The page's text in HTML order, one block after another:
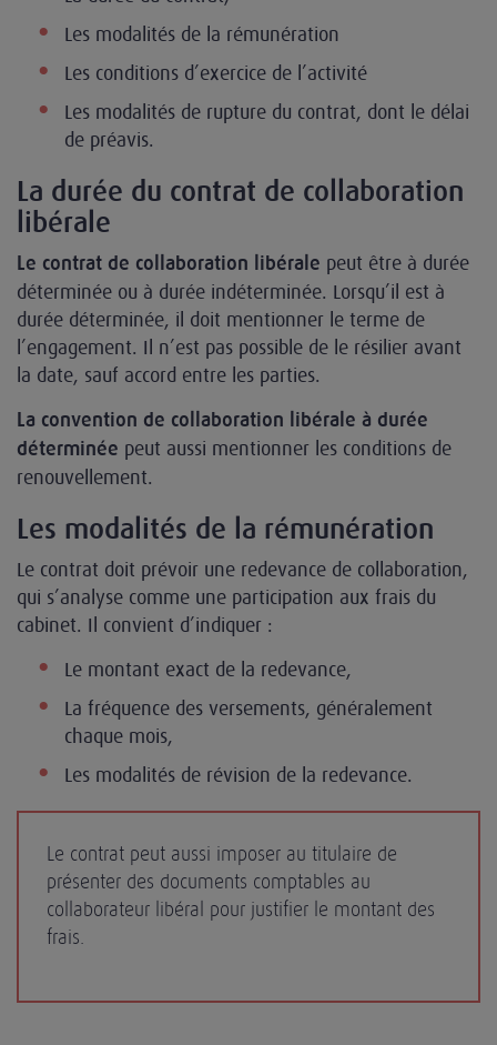
Les modalités de la rémunération
Les conditions d’exercice de l’activité
Les modalités de rupture du contrat, dont le délai
de préavis.
La durée du contrat de collaboration
libérale
Le contrat de collaboration libérale peut être à durée
déterminée ou à durée indéterminée. Lorsqu’il est à
durée déterminée, il doit mentionner le terme de
l’engagement. Il n’est pas possible de le résilier avant
la date, sauf accord entre les parties.
La convention de collaboration libérale à durée
déterminée peut aussi mentionner les conditions de
renouvellement.
Les modalités de la rémunération
Le contrat doit prévoir une redevance de collaboration,
qui s’analyse comme une participation aux frais du
cabinet. Il convient d’indiquer :
Le montant exact de la redevance,
La fréquence des versements, généralement
chaque mois,
Les modalités de révision de la redevance.
Le contrat peut aussi imposer au titulaire de
présenter des documents comptables au
collaborateur libéral pour justifier le montant des
frais.